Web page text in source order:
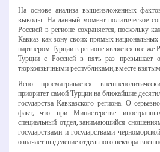
На основе анализа вышеизложенных
выводы. На данный момент политическое
Россией в регионе сохраняется, поскольку
Кавказ как зону своих прямых
партнером Турции в регионе является все же
Турции с Россией в пять раз превышает
тюркоязычными республиками, вместе
Ясно просматривается
приоритет самой Турции на ближайшие
государства Кавказского региона. О
факт, что при Министерстве
специальный отдел, занимающийся
государствами и государствами
означает выделение отдельного вектора